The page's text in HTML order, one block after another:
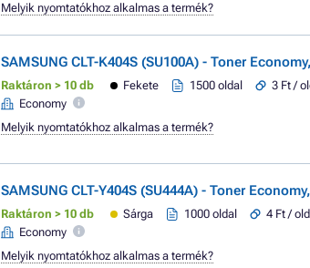
Melyik nyomtatókhoz alkalmas a termék?
SAMSUNG CLT-K404S (SU100A) - Toner
Raktáron > 10 db Fekete 1500 oldal
3 Ft /
Economy
Melyik nyomtatókhoz alkalmas a termék?
SAMSUNG CLT-Y404S (SU444A) - Toner
Raktáron > 10 db Sárga 1000 oldal
4 Ft /
Economy
Melyik nyomtatókhoz alkalmas a termék?